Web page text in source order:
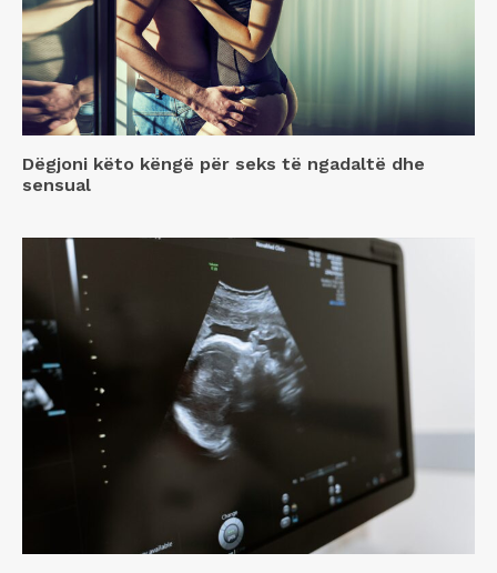
Dëgjoni këto këngë për seks të ngadaltë dhe
sensual